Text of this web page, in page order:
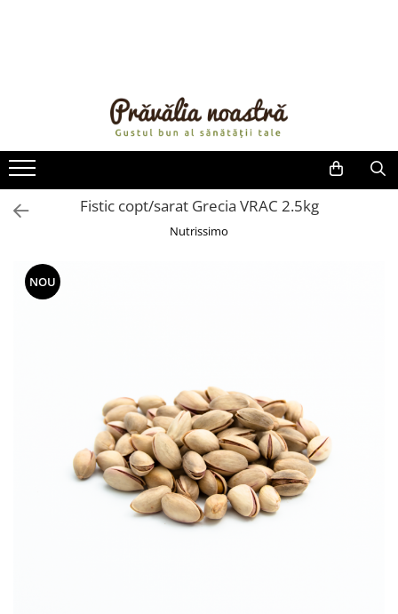
ULEIURI ȘI UNTURI
MĂSLINE
NUCI ȘI SEMINȚE
FRUCTE DESHIDRATATE
FRUCTE LA CONSERVĂ
OȚETURI ȘI SOSURI
CREME ȘI PASTE TARTINABILE
CONDIMENTE
CEAIURI GRECEȘTI
CIOCOLATĂ ȘI CACAO
Fistic copt/sarat Grecia VRAC 2.5kg
Nutrissimo
NOU